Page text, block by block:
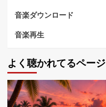
音楽ダウンロード
音楽再生
よく聴かれてるページ